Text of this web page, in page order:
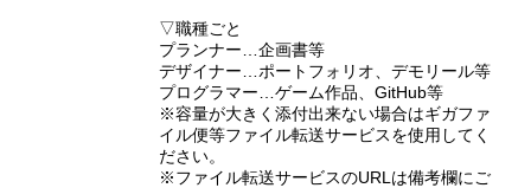
▽職種ごと
プランナー…企画書等
デザイナー…ポートフォリオ、デモリール等
プログラマー…ゲーム作品、GitHub等
※容量が大きく添付出来ない場合はギガファ
イル便等ファイル転送サービスを使用してく
ださい。
※ファイル転送サービスのURLは備考欄にご